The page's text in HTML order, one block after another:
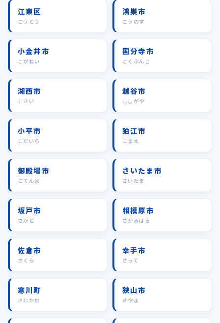
江東区
こうとう
鴻巣市
こうのす
小金井市
こがねい
国分寺市
こくぶんじ
湖西市
こさい
越谷市
こしがや
小平市
こだいら
狛江市
こまえ
御殿場市
ごてんば
さいたま市
さいたま
坂戸市
さかど
相模原市
さがみはら
佐倉市
さくら
幸手市
さって
寒川町
さむかわ
狭山市
さやま